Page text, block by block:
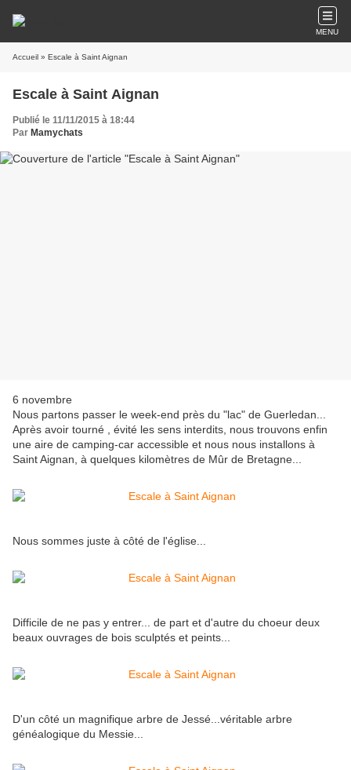
MENU
Accueil » Escale à Saint Aignan
Escale à Saint Aignan
Publié le 11/11/2015 à 18:44
Par Mamychats
6 novembre
Nous partons passer le week-end près du "lac" de Guerledan...
Après avoir tourné , évité les sens interdits, nous trouvons enfin
une aire de camping-car accessible et nous nous installons à
Saint Aignan, à quelques kilomètres de Mûr de Bretagne...
Nous sommes juste à côté de l'église...
Difficile de ne pas y entrer... de part et d'autre du choeur deux
beaux ouvrages de bois sculptés et peints...
D'un côté un magnifique arbre de Jessé...véritable arbre
généalogique du Messie...